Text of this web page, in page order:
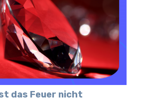
das Feuer nicht